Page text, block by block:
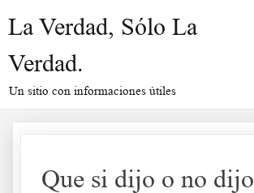
La Verdad, Sólo La
Verdad.
Un sitio con informaciones útiles
Que si dijo o no dijo